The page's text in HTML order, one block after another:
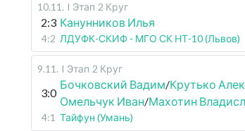
10.11 . I Этап 2 Круг
2:3 Канунников Илья
4:2 ЛДУФК-СКИФ - МГО СК НТ-10 (Львов)
9.11 . I Этап 2 Круг
3:0
Бочковский Вадим/Крутько
Омельчук Иван/Махотин
4:1 Тайфун (Умань)